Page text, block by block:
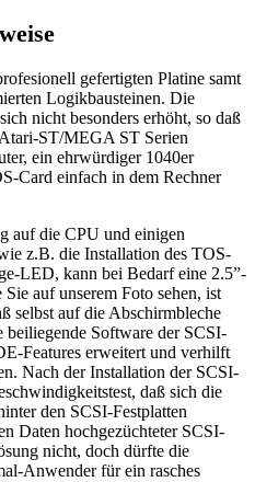
gefertigten Platine samt
Logikbausteinen. Die
nicht besonders erhöht, so daß
ST/MEGA ST Serien
ein ehrwürdiger 1040er
Card einfach in dem Rechner
auf die CPU und einigen
z.B. die Installation des TOS-
LED, kann bei Bedarf eine 2.5”-
auf unserem Foto sehen, ist
selbst auf die Abschirmbleche
Software der SCSI-
Features erweitert und verhilft
Nach der Installation der SCSI-
daß sich die
den SCSI-Festplatten
Daten hochgezüchteter SCSI-
nicht, doch dürfte die
Anwender für ein rasches